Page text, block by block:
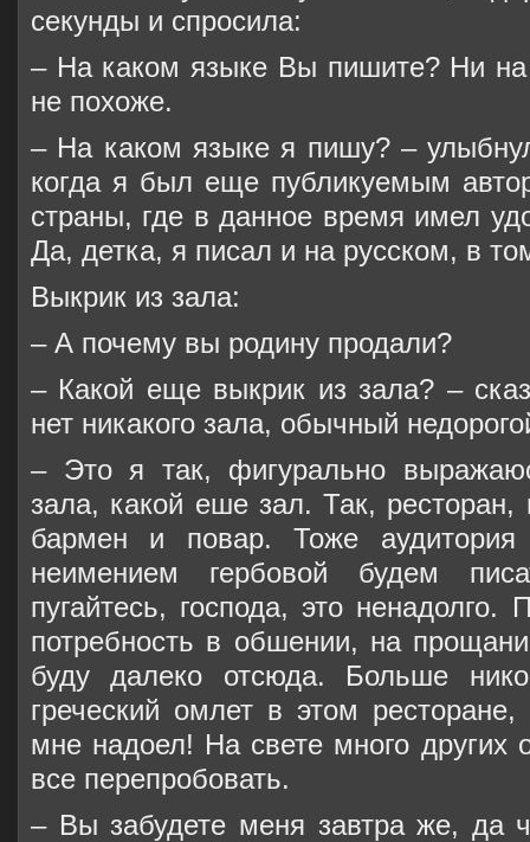
секунды и спросила:
– На каком языке Вы пишите? Ни на
не похоже.
– На каком языке я пишу? –
когда я был еще публикуемым
страны, где в данное время имел
Да, детка, я писал и на русском, в
Выкрик из зала:
– А почему вы родину продали?
– Какой еще выкрик из зала? –
нет никакого зала, обычный
– Это я так, фигурально
зала, какой еше зал. Так, ресторан,
бармен и повар. Тоже
неимением гербовой будем
пугайтесь, господа, это ненадолго.
потребность в обшении, на
буду далеко отсюда. Больше
греческий омлет в этом
мне надоел! На свете много других
все перепробовать.
– Вы забудете меня завтра же, да